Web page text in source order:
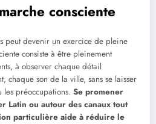
consciente
peut devenir un exercice de pleine
consiste à être pleinement
à observer chaque détail
chaque son de la ville, sans se laisser
les préoccupations. Se promener
Latin ou autour des canaux tout
particulière aide à réduire le